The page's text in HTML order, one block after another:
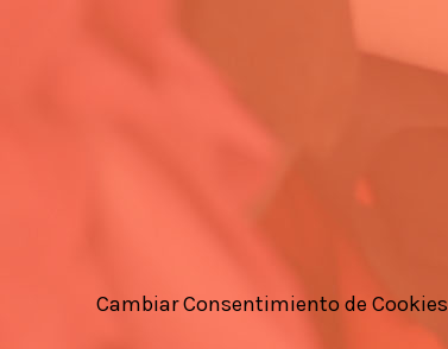
Cambiar Consentimiento de Cookies